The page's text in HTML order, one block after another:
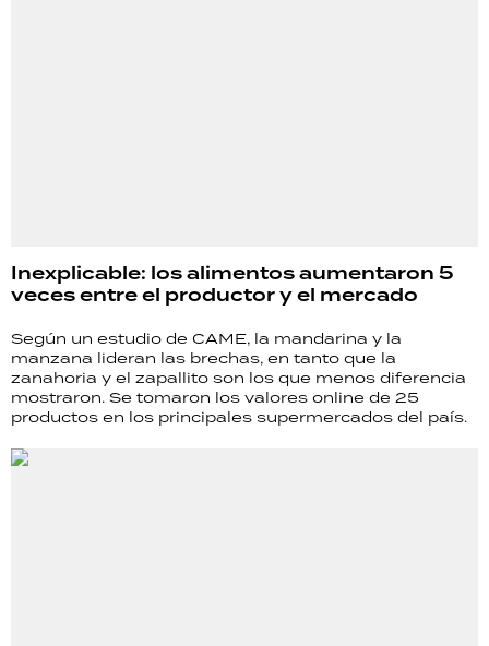
Inexplicable: los alimentos aumentaron 5
veces entre el productor y el mercado
Según un estudio de CAME, la mandarina y la
manzana lideran las brechas, en tanto que la
zanahoria y el zapallito son los que menos diferencia
mostraron. Se tomaron los valores online de 25
productos en los principales supermercados del país.